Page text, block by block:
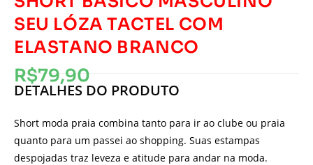
SEU LÓZA TACTEL COM
ELASTANO BRANCO
R$79,90
DETALHES DO PRODUTO
Short moda praia combina tanto para ir ao clube ou praia
quanto para um passei ao shopping. Suas estampas
despojadas traz leveza e atitude para andar na moda.